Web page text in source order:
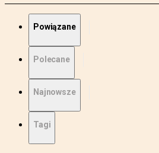
Powiązane
Polecane
Najnowsze
Tagi